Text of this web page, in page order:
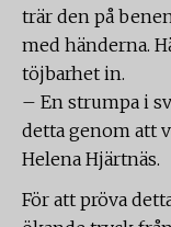
trär den på
med händerna.
töjbarhet in.
– En strumpa i
detta genom att
Helena Hjärtnäs.
För att pröva